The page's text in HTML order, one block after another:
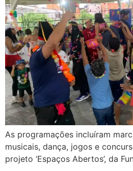
As programações incluíram
musicais, dança, jogos e
projeto ‘Espaços Abertos’, da